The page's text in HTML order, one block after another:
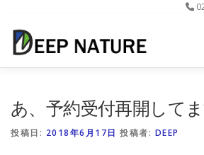
あ、予約受付再開して
投稿日: 2018年6月17日 投稿者: DEEP